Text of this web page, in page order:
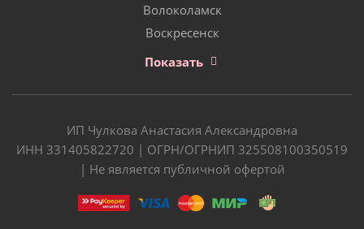
Волоколамск
Воскресенск
Показать
ИП Чулкова Анастасия Александровна
ИНН 331405822720 | ОГРН/ОГРНИП 325508100350519
| Не является публичной офертой